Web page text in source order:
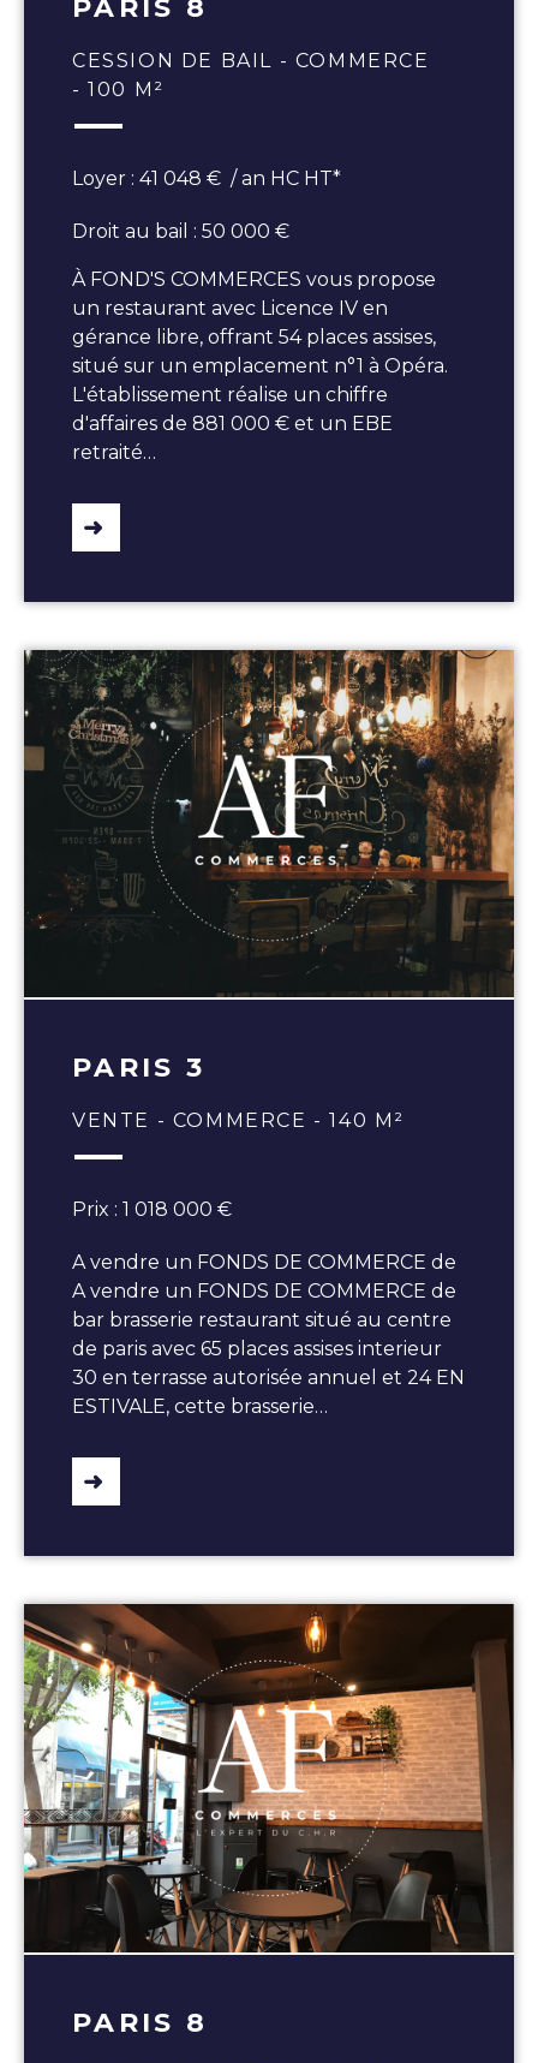
PARIS 8
CESSION DE BAIL - COMMERCE
- 100 M²
Loyer : 41 048 € / an HC HT*
Droit au bail : 50 000 €
À FOND'S COMMERCES vous propose
un restaurant avec Licence IV en
gérance libre, offrant 54 places assises,
situé sur un emplacement n°1 à Opéra.
L'établissement réalise un chiffre
d'affaires de 881 000 € et un EBE
retraité…
PARIS 3
VENTE - COMMERCE - 140 M²
Prix : 1 018 000 €
A vendre un FONDS DE COMMERCE de
A vendre un FONDS DE COMMERCE de
bar brasserie restaurant situé au centre
de paris avec 65 places assises interieur
30 en terrasse autorisée annuel et 24 EN
ESTIVALE, cette brasserie…
PARIS 8